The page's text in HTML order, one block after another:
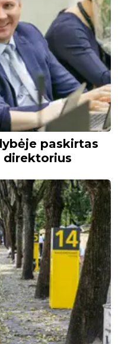
paskirtas
direktorius